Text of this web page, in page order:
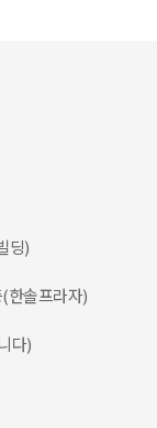
딩)
한솔프라자)
다)